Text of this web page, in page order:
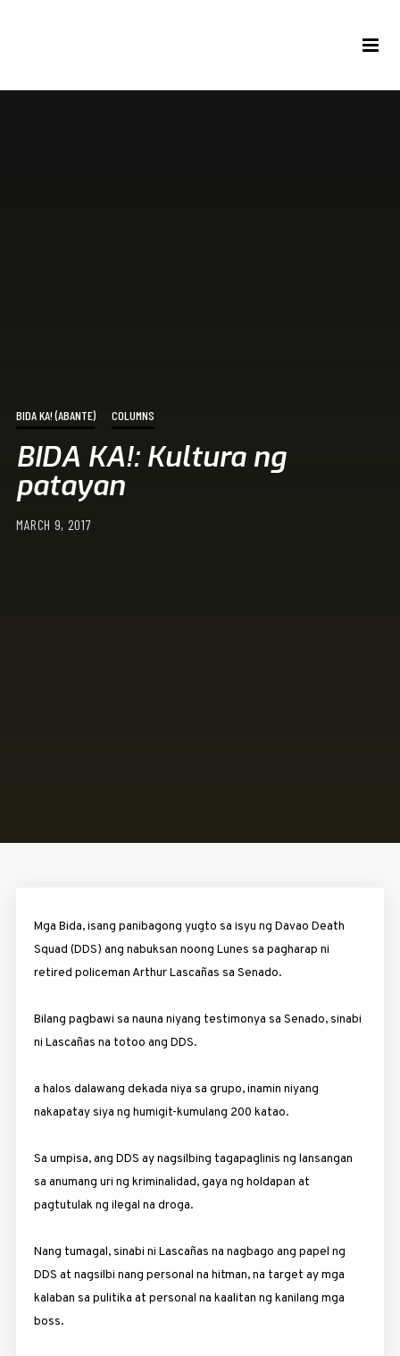
BIDA KA! (ABANTE) COLUMNS
BIDA KA!: Kultura ng
patayan
MARCH 9, 2017
Mga Bida, isang panibagong yugto sa isyu ng Davao Death
Squad (DDS) ang nabuksan noong Lunes sa pagharap ni
retired policeman Arthur Lascañas sa Senado.
Bilang pagbawi sa nauna niyang testimonya sa Senado, sinabi
ni Lascañas na totoo ang DDS.
a halos dalawang dekada niya sa grupo, inamin niyang
nakapatay siya ng humigit-kumulang 200 katao.
Sa umpisa, ang DDS ay nagsilbing tagapaglinis ng lansangan
sa anumang uri ng kriminalidad, gaya ng holdapan at
pagtutulak ng ilegal na droga.
Nang tumagal, sinabi ni Lascañas na nagbago ang papel ng
DDS at nagsilbi nang personal na hitman, na target ay mga
kalaban sa pulitika at personal na kaalitan ng kanilang mga
boss.